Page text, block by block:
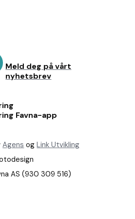
Meld deg på vårt
nyhetsbrev
Favna-app
Agens ogLink Utvikling
AS (930 309 516)